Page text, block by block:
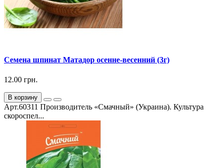
Семена шпинат Матадор осенне-весенний (3г)
12.00 грн.
В корзину
Арт.60311 Производитель «Смачный» (Украина). Культура
скороспел...